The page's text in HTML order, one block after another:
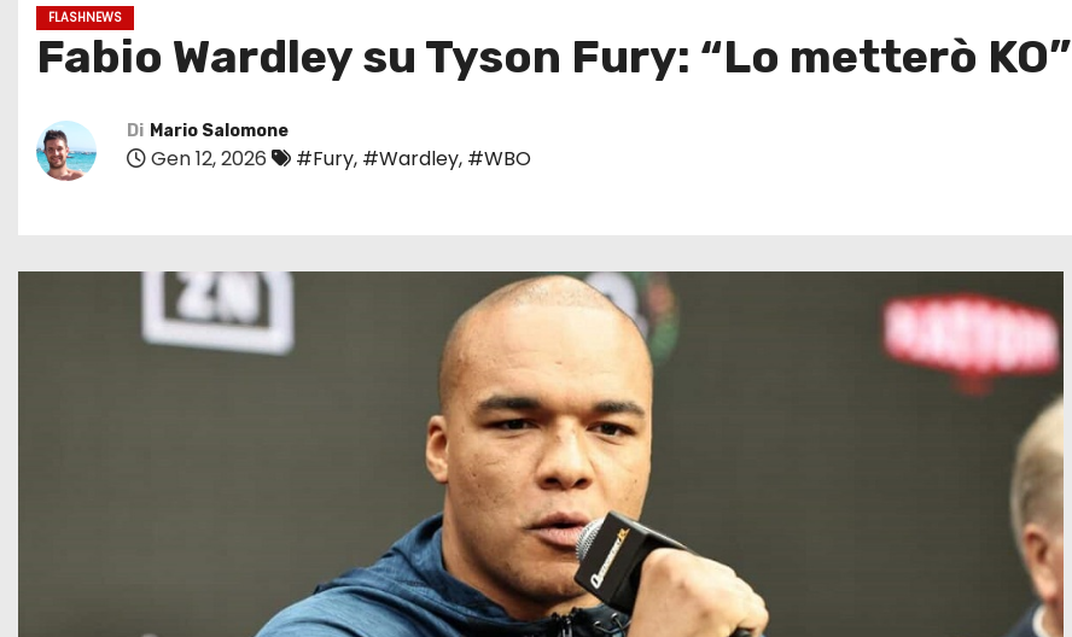
FLASHNEWS
Fabio Wardley su Tyson Fury: “Lo metterò KO”
Di Mario Salomone
Gen 12, 2026 #Fury, #Wardley, #WBO